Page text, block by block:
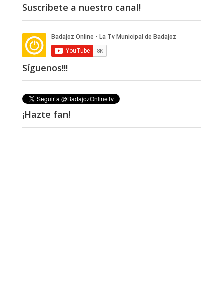
Suscríbete a nuestro canal!
Síguenos!!!
¡Hazte fan!